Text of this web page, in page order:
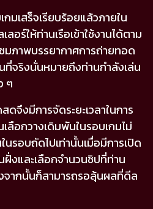
มเสร็จเรียบร้อยแล้วภายใน
อร์ให้ท่านเรือเข้าใช้งานได้ตาม
มภาพบรรยากาศการถ่ายทอด
ริงนั่นหมายถึงท่านกำลังเล่น
ๆ
จึงมีการจัดระยะเวลาในการ
ลือกวางเดิมพันในรอบเกมไม่
รอบถัดไปเท่านั้นเมื่อมีการเปิด
ฝั่งและเลือกจำนวนชิปที่ท่าน
ากนั้นก็สามารถรอลุ้นผลที่ดีล